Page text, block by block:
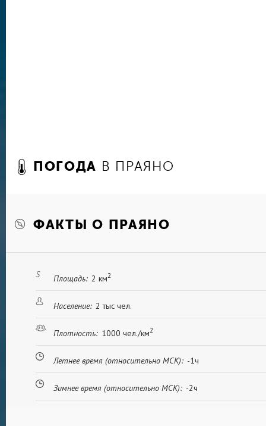
ПОГОДА В ПРАЯНО
ФАКТЫ О ПРАЯНО
Площадь: 2 км2
Население: 2 тыс чел.
Плотность: 1000 чел./км2
Летнее время (относительно МСК): -1ч
Зимнее время (относительно МСК): -2ч